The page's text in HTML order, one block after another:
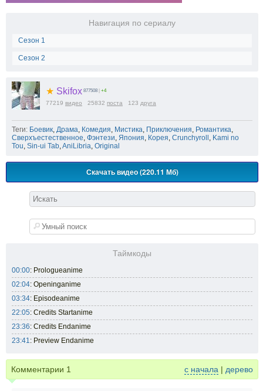
Навигация по сериалу
Сезон 1
Сезон 2
★ Skifox 877508 | +4
77219 видео 25832 поста 123 друга
Теги: Боевик Драма Комедия Мистика Приключения Романтика
Сверхъестественное Фэнтези Япония Корея Crunchyroll Kami no
Tou Sin-ui Tab AniLibria Original
Скачать видео (220.11 Мб)
Таймкоды
00:00: Prologueanime
02:04: Openinganime
03:34: Episodeanime
22:05: Credits Startanime
23:36: Credits Endanime
23:41 : Preview Endanime
Комментарии 1 с начала | дерево